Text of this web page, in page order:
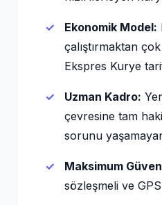
Ekonomik Model:
çalıştırmaktan
Ekspres Kurye
Uzman Kadro:
çevresine tam
sorunu
Maksimum
sözleşmeli ve